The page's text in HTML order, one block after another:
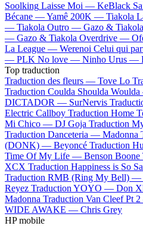
Soolking Laisse Moi — KeBlack
Bécane —Yamê 200K — Tiakola
— Tiakola Outro — Gazo & Tiakola
— Gazo & Tiakola Overdrive —
La League — Werenoi Celui qui
— PLK No love — Ninho Urus —
Top traduction
Traduction des fleurs — Tove Lo
Traduction Coulda Shoulda
DICTADOR — SurNervis
Electric Callboy Traduction Home
Mi Chico — DJ Goja Traduction
Traduction Danceteria — Madonna
(DONK) — Beyoncé Traduction
Time Of My Life — Benson Boone
XCX Traduction Happiness is So
Traduction RMB (Ring My Bell) —
Reyez Traduction YOYO — Don
Madonna Traduction Van Cleef Pt
WIDE AWAKE — Chris Grey
HP mobile